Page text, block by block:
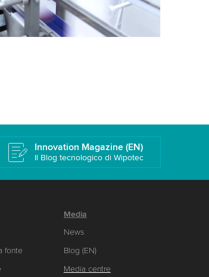
informazioni
Innovation Magazine (EN)
Il Blog tecnologico di Wipotec
fonte
Media
News
Blog (EN)
Media centre